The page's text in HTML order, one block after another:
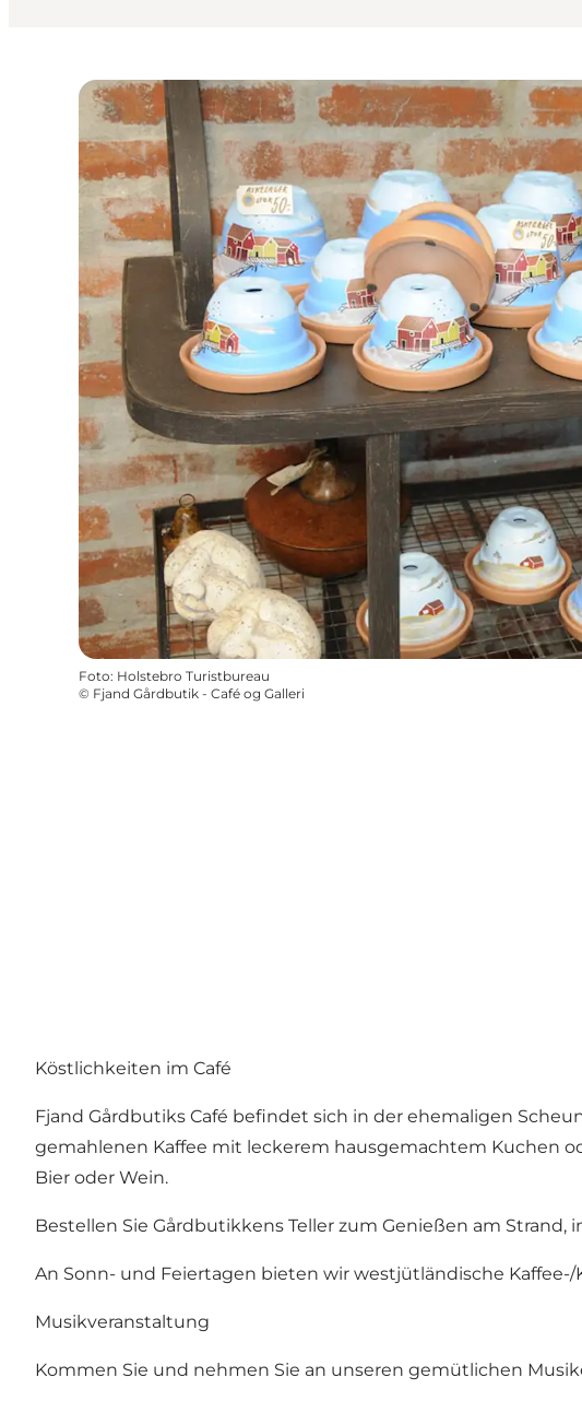
Foto: Holstebro Turistbureau
© Fjand Gårdbutik - Café og Galleri
Köstlichkeiten im Café
Fjand Gårdbutiks Café befindet sich in der ehemaligen
gemahlenen Kaffee mit leckerem hausgemachtem Kuchen
Bier oder Wein.
Bestellen Sie Gårdbutikkens Teller zum Genießen am
An Sonn- und Feiertagen bieten wir westjütländische Kaffee-/
Musikveranstaltung
Kommen Sie und nehmen Sie an unseren gemütlichen